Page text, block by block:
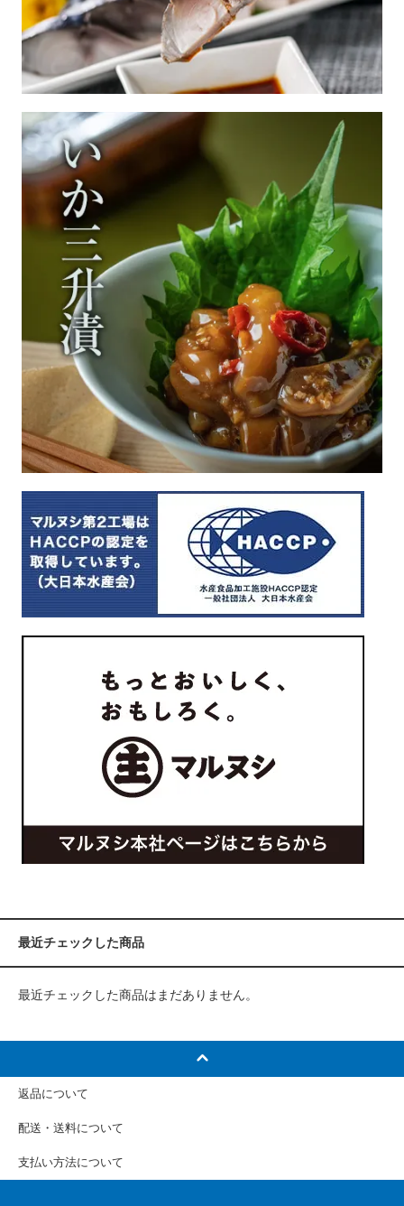
最近チェックした商品
最近チェックした商品はまだありません。
返品について
配送・送料について
支払い方法について